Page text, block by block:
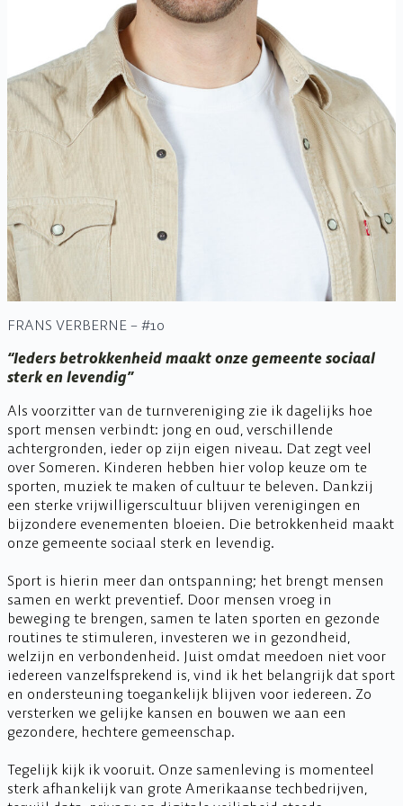
FRANS VERBERNE – #10
“Ieders betrokkenheid maakt onze gemeente sociaal
sterk en levendig”
Als voorzitter van de turnvereniging zie ik dagelijks hoe
sport mensen verbindt: jong en oud, verschillende
achtergronden, ieder op zijn eigen niveau. Dat zegt veel
over Someren. Kinderen hebben hier volop keuze om te
sporten, muziek te maken of cultuur te beleven. Dankzij
een sterke vrijwilligerscultuur blijven verenigingen en
bijzondere evenementen bloeien. Die betrokkenheid maakt
onze gemeente sociaal sterk en levendig.
Sport is hierin meer dan ontspanning; het brengt mensen
samen en werkt preventief. Door mensen vroeg in
beweging te brengen, samen te laten sporten en gezonde
routines te stimuleren, investeren we in gezondheid,
welzijn en verbondenheid. Juist omdat meedoen niet voor
iedereen vanzelfsprekend is, vind ik het belangrijk dat sport
en ondersteuning toegankelijk blijven voor iedereen. Zo
versterken we gelijke kansen en bouwen we aan een
gezondere, hechtere gemeenschap.
Tegelijk kijk ik vooruit. Onze samenleving is momenteel
sterk afhankelijk van grote Amerikaanse techbedrijven,